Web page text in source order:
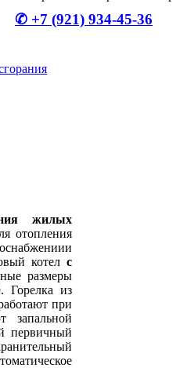
✆ +7 (921) 934-45-36
жилых
отопления
котел с
размеры
Горелка из
при
запальной
первичный